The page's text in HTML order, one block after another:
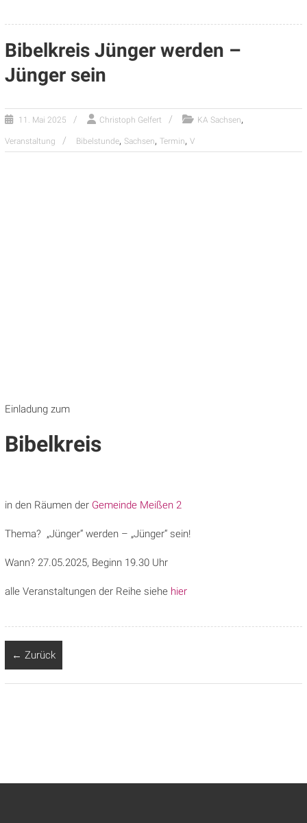
Bibelkreis Jünger werden –
Jünger sein
11. Mai 2025 Christoph Gelfert KA Sachsen,
Veranstaltung Bibelstunde, Sachsen, Termin, V
Einladung zum
Bibelkreis
in den Räumen der Gemeinde Meißen 2
Thema? „Jünger“ werden – „Jünger“ sein!
Wann? 27.05.2025, Beginn 19.30 Uhr
alle Veranstaltungen der Reihe siehe hier
← Zurück